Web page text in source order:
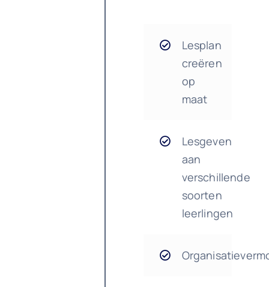
Lesplan
creëren
op
maat
Lesgeven
aan
verschillende
soorten
leerlingen